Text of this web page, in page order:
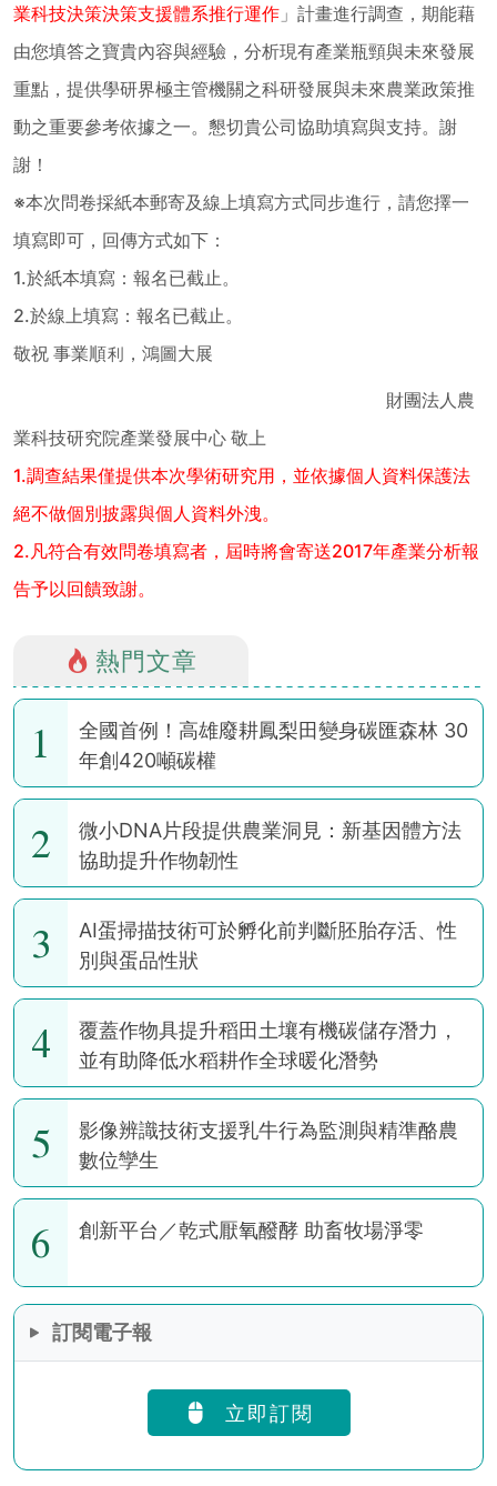
業科技決策決策支援體系推行運作 」計畫進行調查，期能藉
由您填答之寶貴內容與經驗，分析現有產業瓶頸與未來發展
重點，提供學研界極主管機關之科研發展與未來農業政策推
動之重要參考依據之一。懇切貴公司協助填寫與支持。謝
謝！
※本次問卷採紙本郵寄及線上填寫方式同步進行，請您擇一
填寫即可，回傳方式如下：
1.於紙本填寫 ：報名已截止。
2.於線上填寫：報名已截止。
敬祝 事業順利，鴻圖大展
財團法人農
業科技研究院產業發展中心 敬上
1.調查結果僅提供本次學術研究用，並依據個人資料保護法
絕不做個別披露與個人資料外洩。
2.凡符合有效問卷填寫者，屆時將會寄送2017年產業分析報
告予以回饋致謝。
熱門文章
1
全國首例！高雄廢耕鳳梨田變身碳匯森林 30
年創420噸碳權
2
微小DNA片段提供農業洞見：新基因體方法
協助提升作物韌性
3
AI蛋掃描技術可於孵化前判斷胚胎存活、性
別與蛋品性狀
4
覆蓋作物具提升稻田土壤有機碳儲存潛力，
並有助降低水稻耕作全球暖化潛勢
5
影像辨識技術支援乳牛行為監測與精準酪農
數位孿生
6 創新平台／乾式厭氧醱酵 助畜牧場淨零
訂閱電子報
立即訂閱